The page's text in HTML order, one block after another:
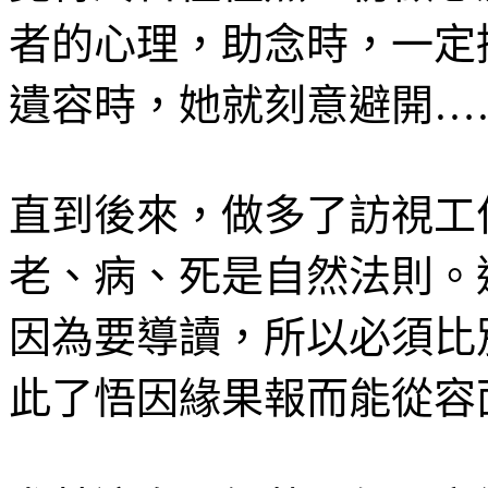
者的心理，助念時，一
遺容時，她就刻意避開
直到後來，做多了訪視
老、病、死是自然法則
因為要導讀，所以必須
此了悟因緣果報而能從